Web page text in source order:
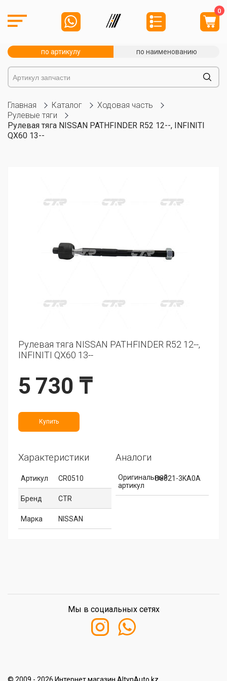
0
по артикулу по наименованию
Главная Каталог
Ходовая часть
Рулевые тяги
Рулевая тяга NISSAN PATHFINDER R52 12--, INFINITI
QX60 13--
Рулевая тяга NISSAN PATHFINDER R52 12--,
INFINITI QX60 13--
5 730 ₸
Купить
Характеристики
Артикул CR0510
Бренд CTR
Марка NISSAN
Аналоги
Оригинальный
артикул
D8521-3KA0A
Мы в социальных сетях